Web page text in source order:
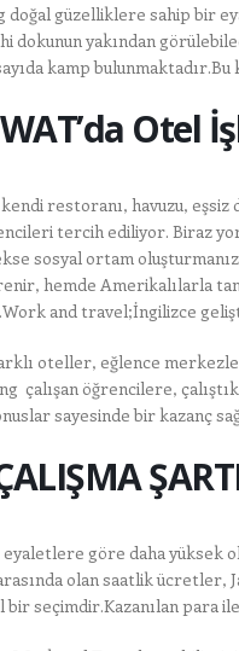
doğal güzelliklere sahip bir
dokunun yakından
kamp
Otel
kendi restoranı, havuzu, eşsiz
tercih ediliyor. Biraz
sosyal ortam
hemde Amerikalılarla
and travel;İngilizce
oteller, eğlence
çalışan öğrencilere,
sayesinde bir kazanç
göre daha yüksek
olan saatlik ücretler,
seçimdir.Kazanılan para